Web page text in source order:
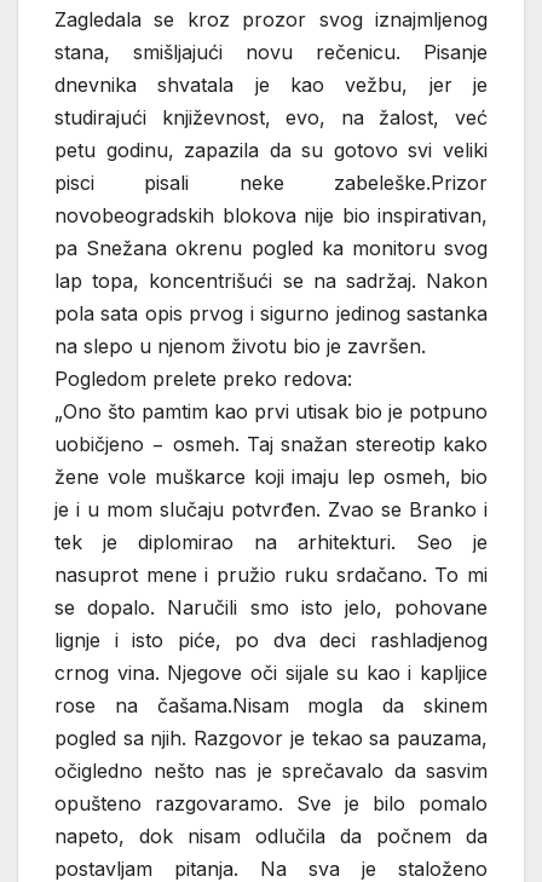
Zagledala se kroz prozor svog iznajmljenog
stana, smišljajući novu rečenicu. Pisanje
dnevnika shvatala je kao vežbu, jer je
studirajući književnost, evo, na žalost, već
petu godinu, zapazila da su gotovo svi veliki
pisci pisali neke zabeleške.Prizor
novobeogradskih blokova nije bio inspirativan,
pa Snežana okrenu pogled ka monitoru svog
lap topa, koncentrišući se na sadržaj. Nakon
pola sata opis prvog i sigurno jedinog sastanka
na slepo u njenom životu bio je završen.
Pogledom prelete preko redova:
„Ono što pamtim kao prvi utisak bio je potpuno
uobičjeno − osmeh. Taj snažan stereotip kako
žene vole muškarce koji imaju lep osmeh, bio
je i u mom slučaju potvrđen. Zvao se Branko i
tek je diplomirao na arhitekturi. Seo je
nasuprot mene i pružio ruku srdačano. To mi
se dopalo. Naručili smo isto jelo, pohovane
lignje i isto piće, po dva deci rashladjenog
crnog vina. Njegove oči sijale su kao i kapljice
rose na čašama.Nisam mogla da skinem
pogled sa njih. Razgovor je tekao sa pauzama,
očigledno nešto nas je sprečavalo da sasvim
opušteno razgovaramo. Sve je bilo pomalo
napeto, dok nisam odlučila da počnem da
postavljam pitanja. Na sva je staloženo